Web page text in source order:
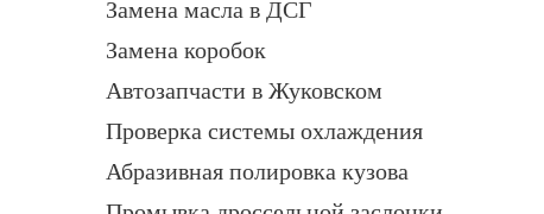
Замена масла в ДСГ
Замена коробок
Автозапчасти в Жуковском
Проверка системы охлаждения
Абразивная полировка кузова